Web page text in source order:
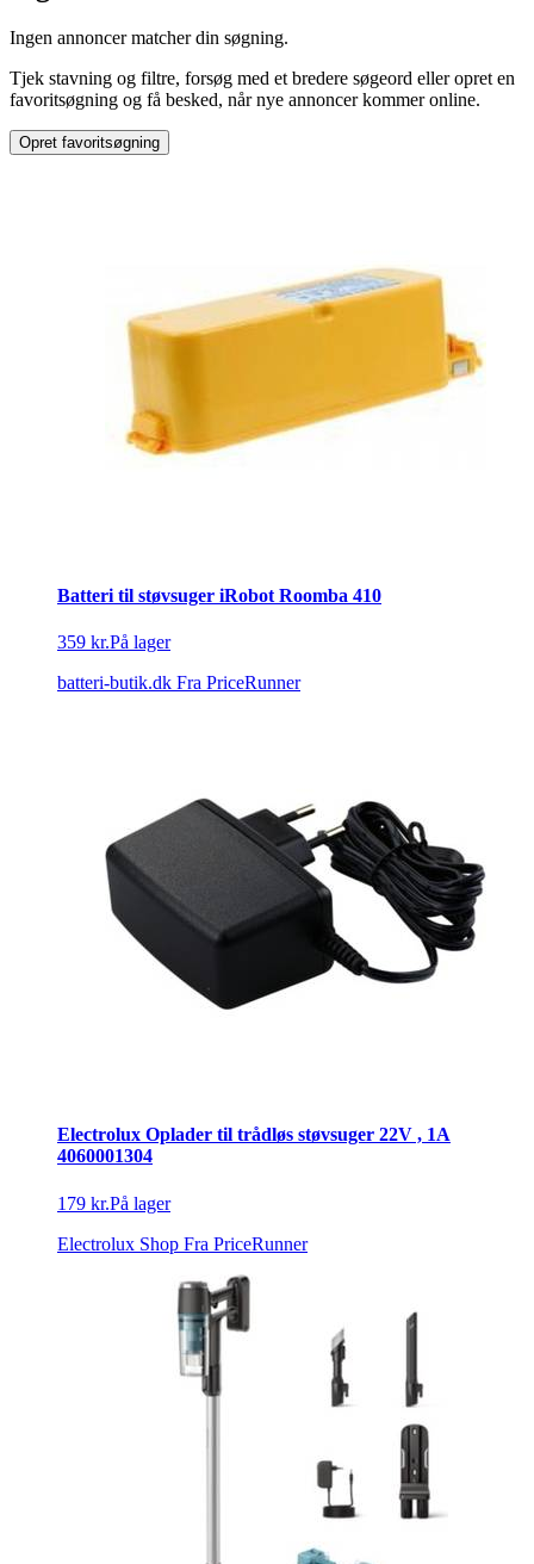
Støvsuger
Ingen annoncer matcher din søgning.
Tjek stavning og filtre, forsøg med et bredere søgeord eller opret en
favoritsøgning og få besked, når nye annoncer kommer online.
Opret favoritsøgning
Batteri til støvsuger iRobot Roomba 410
359 kr.På lager
batteri-butik.dk Fra PriceRunner
Electrolux Oplader til trådløs støvsuger 22V , 1A
4060001304
179 kr.På lager
Electrolux Shop Fra PriceRunner